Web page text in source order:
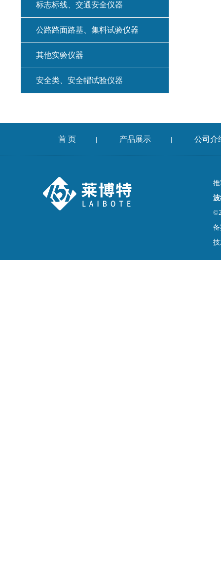
标志标线、交通安全仪器
公路路面路基、集料试验仪器
其他实验仪器
安全类、安全帽试验仪器
首 页 | 产品展示 | 公司介
备